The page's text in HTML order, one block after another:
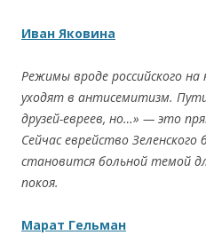
Иван Яковина
Режимы вроде российского
уходят в антисемитизм.
друзей-евреев, но…» — это
Сейчас еврейство Зеленского
становится больной темой
покоя.
Марат Гельман